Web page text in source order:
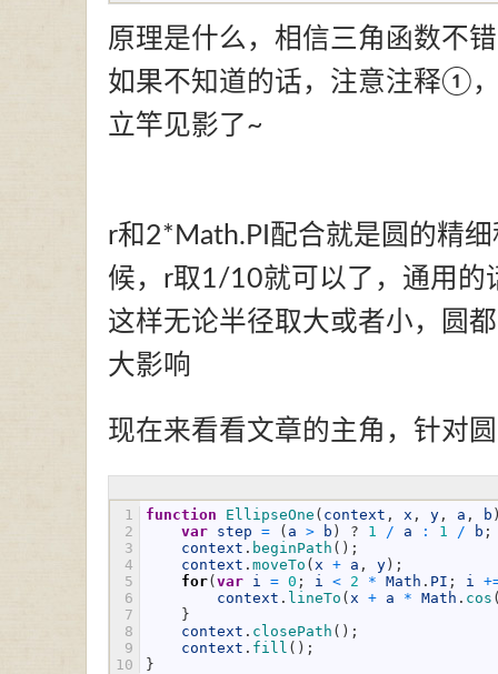
原理是什么，相信三角函数不
如果不知道的话，注意注释①
立竿见影了~
r和2*Math.PI配合就是圆的精
候，r取1/10就可以了，通用的
这样无论半径取大或者小，圆
大影响
现在来看看文章的主角，针对
1
2
3
4
5
6
7
8
9
10
function EllipseOne ( context , x , y , a , b
var step = ( a > b ) ? 1 / a : 1 / b ;
context . beginPath ( ) ;
context . moveTo ( x + a , y) ;
for(var i = 0 ; i < 2 * Math . PI ; i
context . lineTo ( x + a * Math . cos
}
context . closePath ( ) ;
context . fill ( ) ;
}